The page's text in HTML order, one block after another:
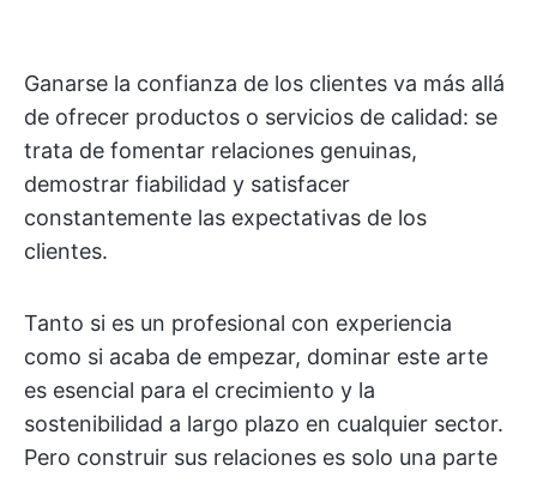
Ganarse la confianza de los clientes va más allá
de ofrecer productos o servicios de calidad: se
trata de fomentar relaciones genuinas,
demostrar fiabilidad y satisfacer
constantemente las expectativas de los
clientes.
Tanto si es un profesional con experiencia
como si acaba de empezar, dominar este arte
es esencial para el crecimiento y la
sostenibilidad a largo plazo en cualquier sector.
Pero construir sus relaciones es solo una parte